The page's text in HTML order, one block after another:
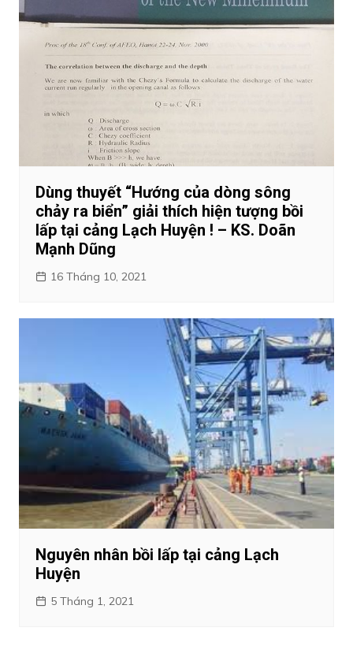
Dùng thuyết “Hướng của dòng sông
chảy ra biển” giải thích hiện tượng bồi
lấp tại cảng Lạch Huyện ! – KS. Doãn
Mạnh Dũng
16 Tháng 10, 2021
Nguyên nhân bồi lấp tại cảng Lạch
Huyện
5 Tháng 1, 2021